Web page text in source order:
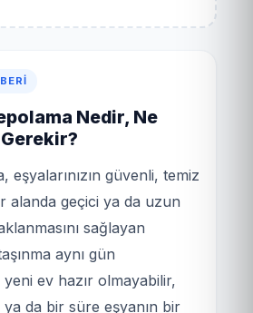
Nedir, Ne
eşyalarınızın güvenli, temiz
alanda geçici ya da uzun
sağlayan
aynı gün
ev hazır olmayabilir,
da bir süre eşyanın bir